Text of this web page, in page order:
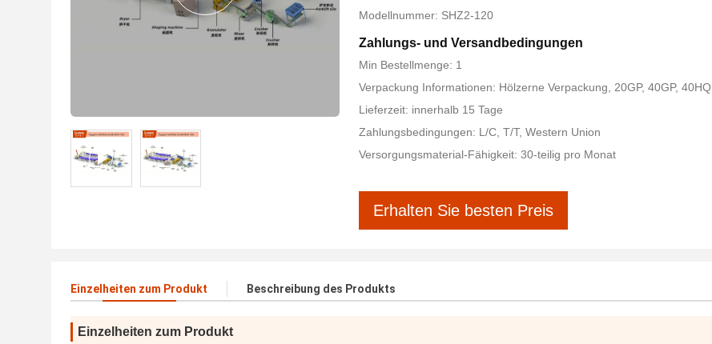
Modellnummer: SHZ2-120
Zahlungs- und Versandbedingungen
Min Bestellmenge: 1
Verpackung Informationen: Hölzerne Verpackung, 20GP, 40GP, 40HQ
Lieferzeit: innerhalb 15 Tage
Zahlungsbedingungen: L/C, T/T, Western Union
Versorgungsmaterial-Fähigkeit: 30-teilig pro Monat
Erhalten Sie besten Preis
Einzelheiten zum Produkt Beschreibung des Produkts
Einzelheiten zum Produkt